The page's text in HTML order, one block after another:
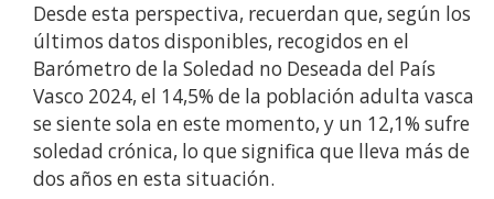
Desde esta perspectiva, recuerdan que, según los
últimos datos disponibles, recogidos en el
Barómetro de la Soledad no Deseada del País
Vasco 2024, el 14,5% de la población adulta vasca
se siente sola en este momento, y un 12,1% sufre
soledad crónica, lo que significa que lleva más de
dos años en esta situación.